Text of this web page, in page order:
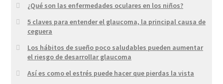
¿Qué son las enfermedades oculares en los niños?
5 claves para entender el glaucoma, la principal causa de
ceguera
Los hábitos de sueño poco saludables pueden aumentar
el riesgo de desarrollar glaucoma
Así es como el estrés puede hacer que pierdas la vista